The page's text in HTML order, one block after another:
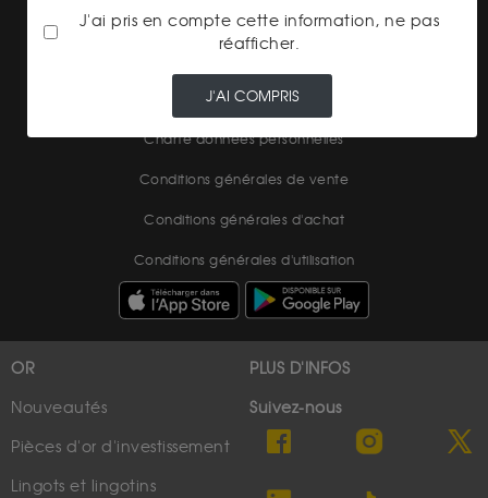
Mentions légales
Cookies
Charte données personnelles
Conditions générales de vente
Conditions générales d'achat
Conditions générales d'utilisation
OR
Nouveautés
Pièces d'or d'investissement
Lingots et lingotins
PLUS D'INFOS
Suivez-nous
J'ai pris en compte cette information, ne pas
réafficher.
J'AI COMPRIS